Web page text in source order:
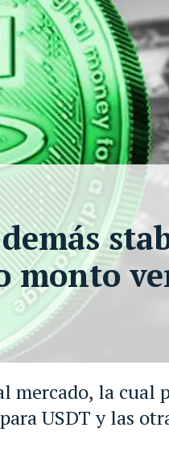
mercado, la cual
USDT y las
monto